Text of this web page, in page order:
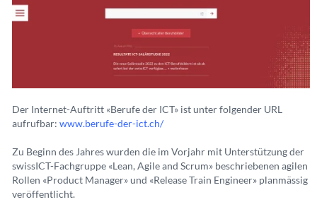
Der Internet-Auftritt «Berufe der ICT» ist unter folgender URL
aufrufbar: www.berufe-der-ict.ch/
Zu Beginn des Jahres wurden die im Vorjahr mit Unterstützung der
swissICT-Fachgruppe «Lean, Agile and Scrum» beschriebenen agilen
Rollen «Product Manager» und «Release Train Engineer» planmässig
veröffentlicht.